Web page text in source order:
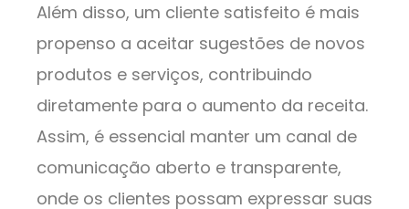
Além disso, um cliente satisfeito é mais
propenso a aceitar sugestões de novos
produtos e serviços, contribuindo
diretamente para o aumento da receita.
Assim, é essencial manter um canal de
comunicação aberto e transparente,
onde os clientes possam expressar suas